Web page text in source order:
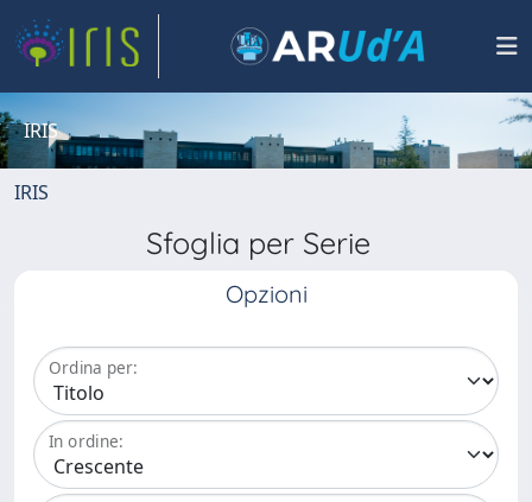
IRIS
IRIS
Sfoglia per Serie
Opzioni
Ordina per:
In ordine: